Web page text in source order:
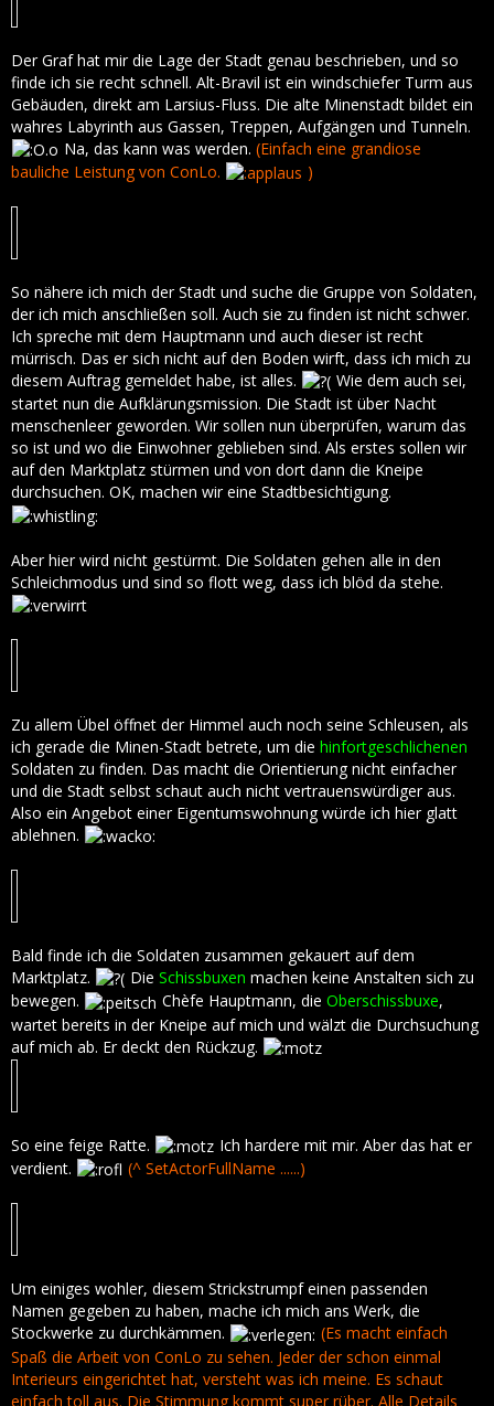
Der Graf hat mir die Lage der Stadt genau beschrieben, und so
finde ich sie recht schnell. Alt-Bravil ist ein windschiefer Turm aus
Gebäuden, direkt am Larsius-Fluss. Die alte Minenstadt bildet ein
wahres Labyrinth aus Gassen, Treppen, Aufgängen und Tunneln.
Na, das kann was werden. (Einfach eine grandiose
bauliche Leistung von ConLo.
)
So nähere ich mich der Stadt und suche die Gruppe von Soldaten,
der ich mich anschließen soll. Auch sie zu finden ist nicht schwer.
Ich spreche mit dem Hauptmann und auch dieser ist recht
mürrisch. Das er sich nicht auf den Boden wirft, dass ich mich zu
diesem Auftrag gemeldet habe, ist alles.
Wie dem auch sei,
startet nun die Aufklärungsmission. Die Stadt ist über Nacht
menschenleer geworden. Wir sollen nun überprüfen, warum das
so ist und wo die Einwohner geblieben sind. Als erstes sollen wir
auf den Marktplatz stürmen und von dort dann die Kneipe
durchsuchen. OK, machen wir eine Stadtbesichtigung.
Aber hier wird nicht gestürmt. Die Soldaten gehen alle in den
Schleichmodus und sind so flott weg, dass ich blöd da stehe.
Zu allem Übel öffnet der Himmel auch noch seine Schleusen, als
ich gerade die Minen-Stadt betrete, um die hinfortgeschlichenen
Soldaten zu finden. Das macht die Orientierung nicht einfacher
und die Stadt selbst schaut auch nicht vertrauenswürdiger aus.
Also ein Angebot einer Eigentumswohnung würde ich hier glatt
ablehnen.
Bald finde ich die Soldaten zusammen gekauert auf dem
Marktplatz.
Die Schissbuxen machen keine Anstalten sich zu
bewegen.
Chèfe Hauptmann, die Oberschissbuxe,
wartet bereits in der Kneipe auf mich und wälzt die Durchsuchung
auf mich ab. Er deckt den Rückzug.
So eine feige Ratte.
Ich hardere mit mir. Aber das hat er
verdient.
(^ SetActorFullName ......)
Um einiges wohler, diesem Strickstrumpf einen passenden
Namen gegeben zu haben, mache ich mich ans Werk, die
Stockwerke zu durchkämmen.
(Es macht einfach
Spaß die Arbeit von ConLo zu sehen. Jeder der schon einmal
Interieurs eingerichtet hat, versteht was ich meine. Es schaut
einfach toll aus. Die Stimmung kommt super rüber. Alle Details